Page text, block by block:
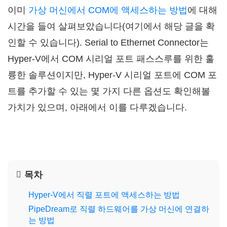
이미 가상 머신에서 COM에 액세스하는 방법 에 대해
시간을 들여 살펴보았습니다(여기에서 해당 글을 확
인할 수 있습니다). Serial to Ethernet Connector는
Hyper-V에서 COM 시리얼 포트 패스스루를 위한 훌
륭한 솔루션이지만, Hyper-V 시리얼 포트에 COM 포
트를 추가할 수 있는 몇 가지 다른 옵션도 확인해볼
가치가 있으며, 아래에서 이를 다루겠습니다.
목차
Hyper-V에서 직렬 포트에 액세스하는 방법
PipeDream로 직렬 하드웨어를 가상 머신에 연결하
는 방법